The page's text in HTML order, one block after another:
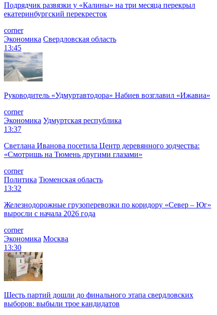
Подрядчик развязки у «Калины» на три месяца перекрыл
екатеринбургский перекресток
corner
Экономика Свердловская область
13:45
Руководитель «Удмуртавтодора» Набиев возглавил «Ижавиа»
corner
Экономика Удмуртская республика
13:37
Светлана Иванова посетила Центр деревянного зодчества:
«Смотришь на Тюмень другими глазами»
corner
Политика Тюменская область
13:32
Железнодорожные грузоперевозки по коридору «Север – Юг»
выросли с начала 2026 года
corner
Экономика Москва
13:30
Шесть партий дошли до финального этапа свердловских
выборов: выбыли трое кандидатов